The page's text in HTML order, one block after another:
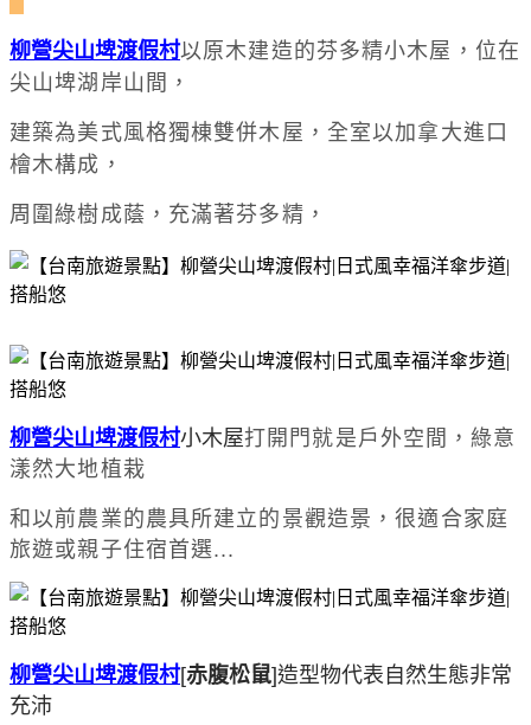
柳營尖山埤渡假村以原木建造的芬多精小木屋，位在
尖山埤湖岸山間，
建築為美式風格獨棟雙併木屋，全室以加拿大進口
檜木構成，
周圍綠樹成蔭，充滿著芬多精，
柳營尖山埤渡假村小木屋打開門就是戶外空間，綠意
漾然大地植栽
和以前農業的農具所建立的景觀造景，很適合家庭
旅遊或親子住宿首選...
柳營尖山埤渡假村[赤腹松鼠]造型物代表自然生態非常
充沛